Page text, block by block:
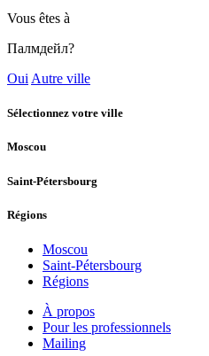
Vous êtes à
Палмдейл?
Oui Autre ville
Sélectionnez votre ville
Moscou
Saint-Pétersbourg
Régions
Moscou
Saint-Pétersbourg
Régions
À propos
Pour les professionnels
Mailing